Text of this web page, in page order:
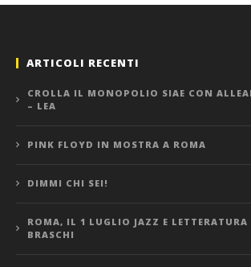
ARTICOLI RECENTI
CROLLA IL MONOPOLIO SIAE CON
– LEA
PINK FLOYD IN MOSTRA A ROMA
DIMMI CHI SEI!
ROMA, IL 1 LUGLIO JAZZ E
BRASCHI